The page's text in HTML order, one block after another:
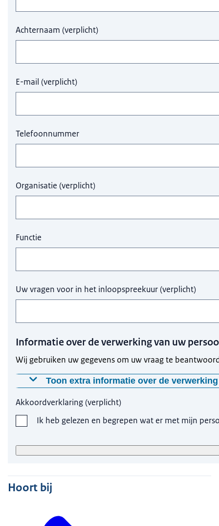
Achternaam (verplicht)
E-mail (verplicht)
Telefoonnummer
Organisatie (verplicht)
Functie
Uw vragen voor in het inloopspreekuur(verplicht)
Informatie over de verwerking van uw
Wij gebruiken uw gegevens om uw vraag te
Toon extra informatie over de
Hoelang bewaren wij uw gegevens?
Wat zijn uw rechten?
Akkoordverklaring(verplicht)
Ik heb gelezen en begrepen wat er met mijn
Hoort bij